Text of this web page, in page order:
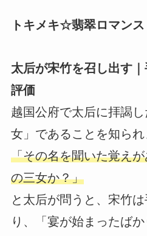
トキメキ☆翡翠ロマン
太后が宋竹を召し出す
評価
越国公府で太后に拝謁
女」であることを知られ
「その名を聞いた覚え
の三女か？」
と太后が問うと、宋竹
り、「宴が始まったば